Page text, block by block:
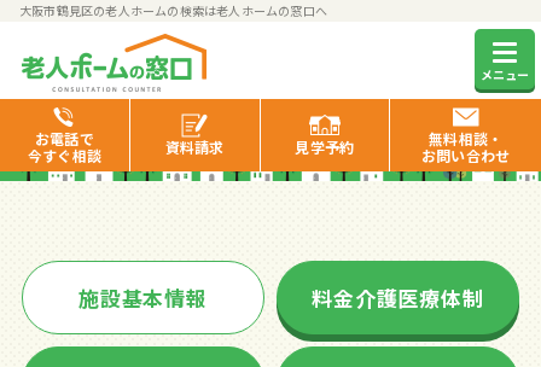
大阪市鶴見区の老人ホームの検索は老人ホームの窓口へ
メニュー
お電話で
今すぐ相談
資料請求 見学予約
無料相談・
お問い合わせ
そんぽの家鶴見緑地
施設基本情報 料金介護医療体制